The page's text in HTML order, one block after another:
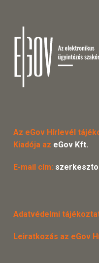
Az eGov Hírlevél
Kiadója az eGov Kft.
E-mail cím:
Adatvédelmi
Leiratkozás az eGov